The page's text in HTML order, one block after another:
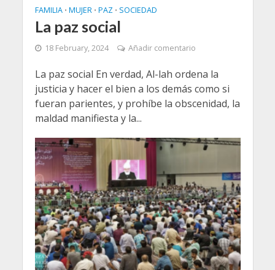
FAMILIA • MUJER • PAZ • SOCIEDAD
La paz social
18 February, 2024 Añadir comentario
La paz social En verdad, Al-lah ordena la
justicia y hacer el bien a los demás como si
fueran parientes, y prohíbe la obscenidad, la
maldad manifiesta y la...